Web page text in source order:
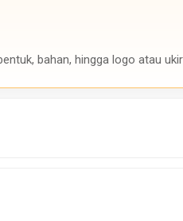
bahan, hingga logo atau